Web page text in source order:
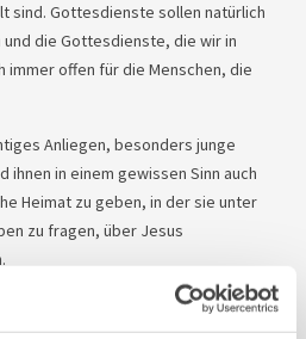
sind. Gottesdienste sollen natürlich
die Gottesdienste, die wir in
immer offen für die Menschen, die
Anliegen, besonders junge
ihnen in einem gewissen Sinn auch
Heimat zu geben, in der sie unter
zu fragen, über Jesus
Gebete, Lesungen oder
Menschen mit all seinen Sinnen